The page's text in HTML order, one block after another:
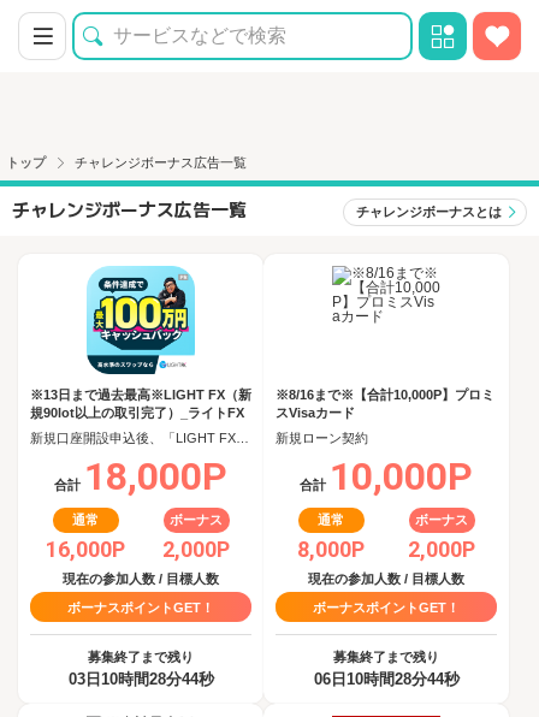
トップ チャレンジボーナス広告一覧
チャレンジボーナス広告一覧 チャレンジボーナスとは
※13日まで過去最高※LIGHT FX（新
規90lot以上の取引完了）_ライトFX
合計 18,000P
通常
16,000P
ボーナス
2,000P
現在の参加人数 / 目標人数
ボーナスポイントGET！
募集終了まで残り
03日10時間28分44秒
※8/16まで※【合計10,000P】プロミ
スVisaカード
新規ローン契約
合計 10,000P
通常
8,000P
ボーナス
2,000P
現在の参加人数 / 目標人数
ボーナスポイントGET！
募集終了まで残り
06日10時間28分44秒